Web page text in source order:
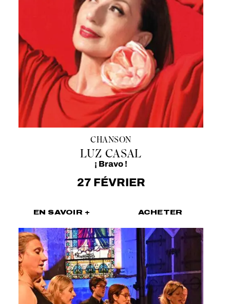
CHANSON
LUZ CASAL
¡ Bravo !
27 FÉVRIER
EN SAVOIR + ACHETER